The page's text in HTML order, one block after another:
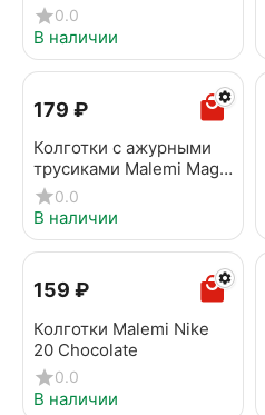
0.0
В наличии
‍179‍ ₽
Колготки с ажурными
трусиками Malemi Magic
40 Daino
0.0
В наличии
‍159‍ ₽
Колготки Malemi Nike
20 Chocolate
0.0
В наличии